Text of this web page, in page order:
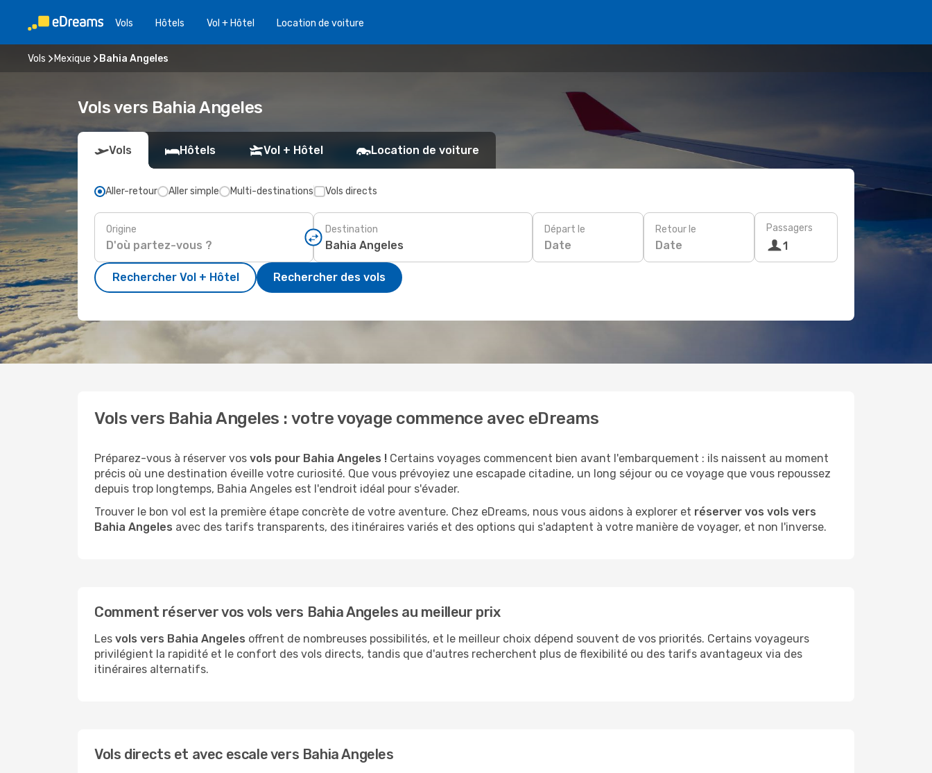
Vols Hôtels Vol + Hôtel Location de voiture
Vols Mexique Bahia Angeles
Vols vers Bahia Angeles
Vols Hôtels Vol + Hôtel Location de voiture
Aller-retour Aller simple Multi-destinations Vols directs
Origine Destination Départ le
Date
Retour le
Date
Passagers
1
Rechercher Vol + Hôtel Rechercher des vols
Vols vers Bahia Angeles : votre voyage commence avec eDreams
Préparez-vous à réserver vos vols pour Bahia Angeles ! Certains voyages commencent bien avant l'embarquement : ils naissent au moment
précis où une destination éveille votre curiosité. Que vous prévoyiez une escapade citadine, un long séjour ou ce voyage que vous repoussez
depuis trop longtemps, Bahia Angeles est l'endroit idéal pour s'évader.
Trouver le bon vol est la première étape concrète de votre aventure. Chez eDreams, nous vous aidons à explorer et réserver vos vols vers
Bahia Angeles avec des tarifs transparents, des itinéraires variés et des options qui s'adaptent à votre manière de voyager, et non l'inverse.
Comment réserver vos vols vers Bahia Angeles au meilleur prix
Les vols vers Bahia Angeles offrent de nombreuses possibilités, et le meilleur choix dépend souvent de vos priorités. Certains voyageurs
privilégient la rapidité et le confort des vols directs, tandis que d'autres recherchent plus de flexibilité ou des tarifs avantageux via des
itinéraires alternatifs.
Vols directs et avec escale vers Bahia Angeles